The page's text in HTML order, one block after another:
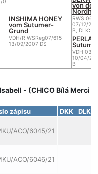
0
INSHIMA HONEY
vom Sutumer-
Grund
VDH/R WSReg07/615
13/09/2007 DS
von der
RWS 06/
07/12/
B, DLK: 0
VDH 03/
10/04/
B
- (CHICO Bílá Merci
zápisu DKK DLK
ACO/6045/21
ACO/6046/21